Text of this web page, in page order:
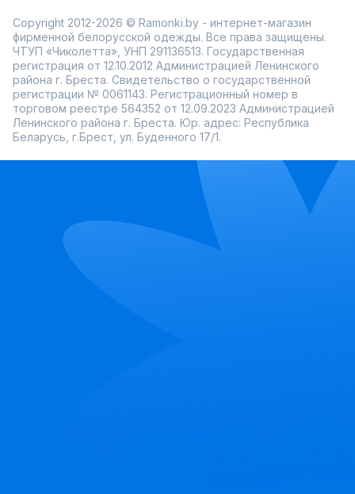
Copyright 2012-2026 © Ramonki.by - интернет-магазин
фирменной белорусской одежды. Все права защищены.
ЧТУП «Чиколетта», УНП 291136513. Государственная
регистрация от 12.10.2012 Администрацией Ленинского
района г. Бреста. Свидетельство о государственной
регистрации № 0061143. Регистрационный номер в
торговом реестре 564352 от 12.09.2023 Администрацией
Ленинского района г. Бреста. Юр. адрес: Республика
Беларусь, г.Брест, ул. Буденного 17/1.